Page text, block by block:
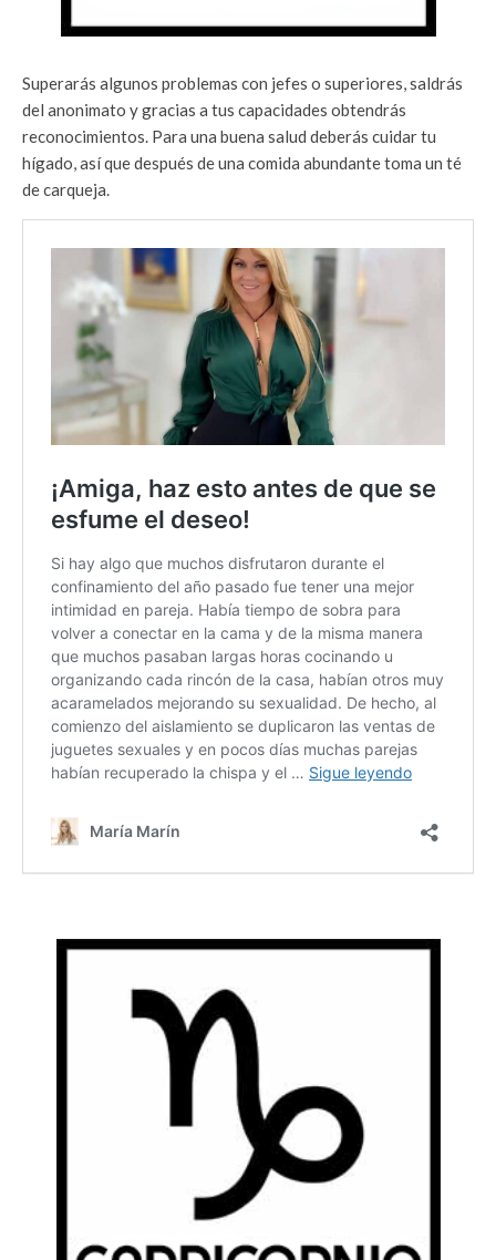
Superarás algunos problemas con jefes o superiores, saldrás
del anonimato y gracias a tus capacidades obtendrás
reconocimientos. Para una buena salud deberás cuidar tu
hígado, así que después de una comida abundante toma un té
de carqueja.